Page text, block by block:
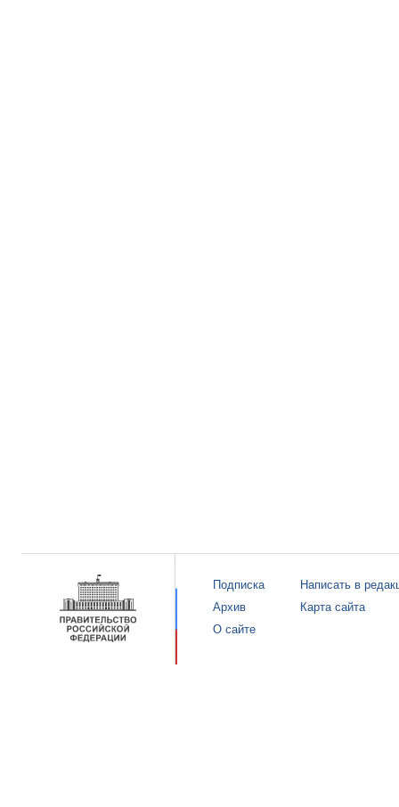
Подписка
Архив
О сайте
Написать в
Карта сайта